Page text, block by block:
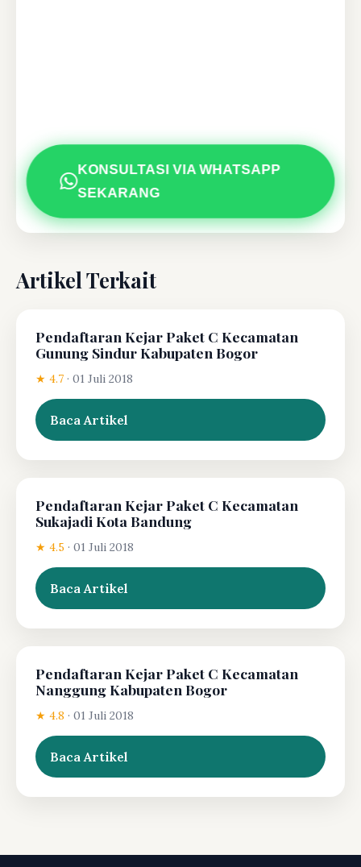
KONSULTASI VIA WHATSAPP
SEKARANG
Artikel Terkait
Pendaftaran Kejar Paket C Kecamatan
Gunung Sindur Kabupaten Bogor
★ 4.7 · 01 Juli 2018
Baca Artikel
Pendaftaran Kejar Paket C Kecamatan
Sukajadi Kota Bandung
★ 4.5 · 01 Juli 2018
Baca Artikel
Pendaftaran Kejar Paket C Kecamatan
Nanggung Kabupaten Bogor
★ 4.8 · 01 Juli 2018
Baca Artikel